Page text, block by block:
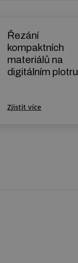
Řezání
kompaktních
materiálů na
digitálním plotru
Zjistit více